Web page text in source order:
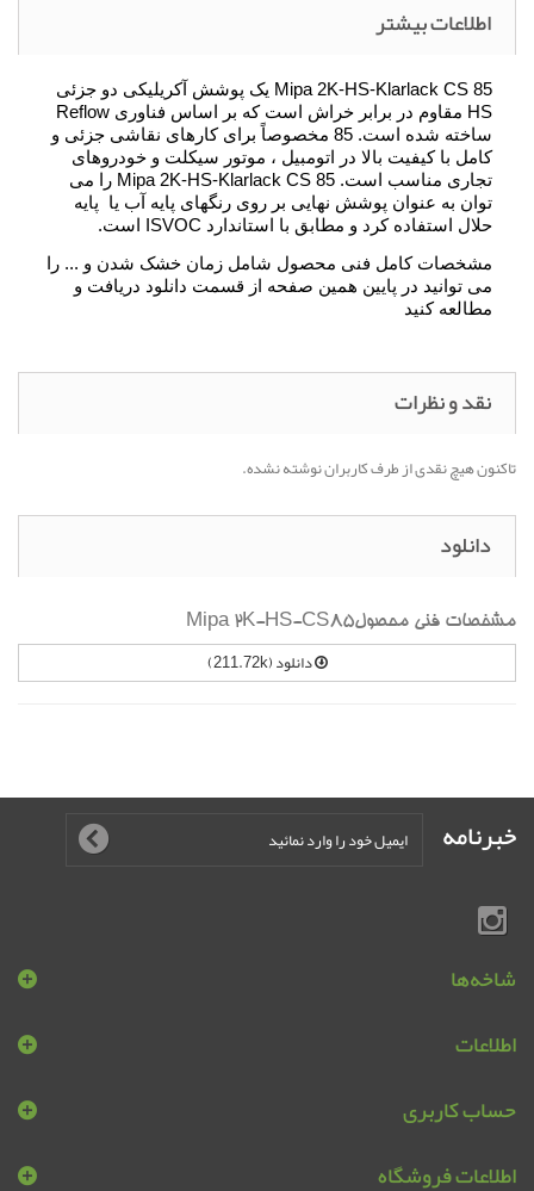
اطلاعات بیشتر
Mipa 2K-HS-Klarlack CS 85 یک پوشش آکریلیکی دو جزئی
HS مقاوم در برابر خراش است که بر اساس فناوری Reflow
ساخته شده است. 85 مخصوصاً برای کارهای نقاشی جزئی و
کامل با کیفیت بالا در اتومبیل ، موتور سیکلت و خودروهای
تجاری مناسب است. Mipa 2K-HS-Klarlack CS 85 را می
توان به عنوان پوشش نهایی بر روی رنگهای پایه آب یا پایه
حلال استفاده کرد و مطابق با استاندارد ISVOC است.
مشخصات کامل فنی محصول شامل زمان خشک شدن و ... را
می توانید در پایین همین صفحه از قسمت دانلود دریافت و
مطالعه کنید
نقد و نظرات
تاکنون هیچ نقدی از طرف کاربران نوشته نشده.
دانلود
مشخصات فنی محصولMipa 2K-HS-CS85
دانلود (211.72k)
خبرنامه
شاخه‌ها
اطلاعات
حساب کاربری
اطلاعات فروشگاه